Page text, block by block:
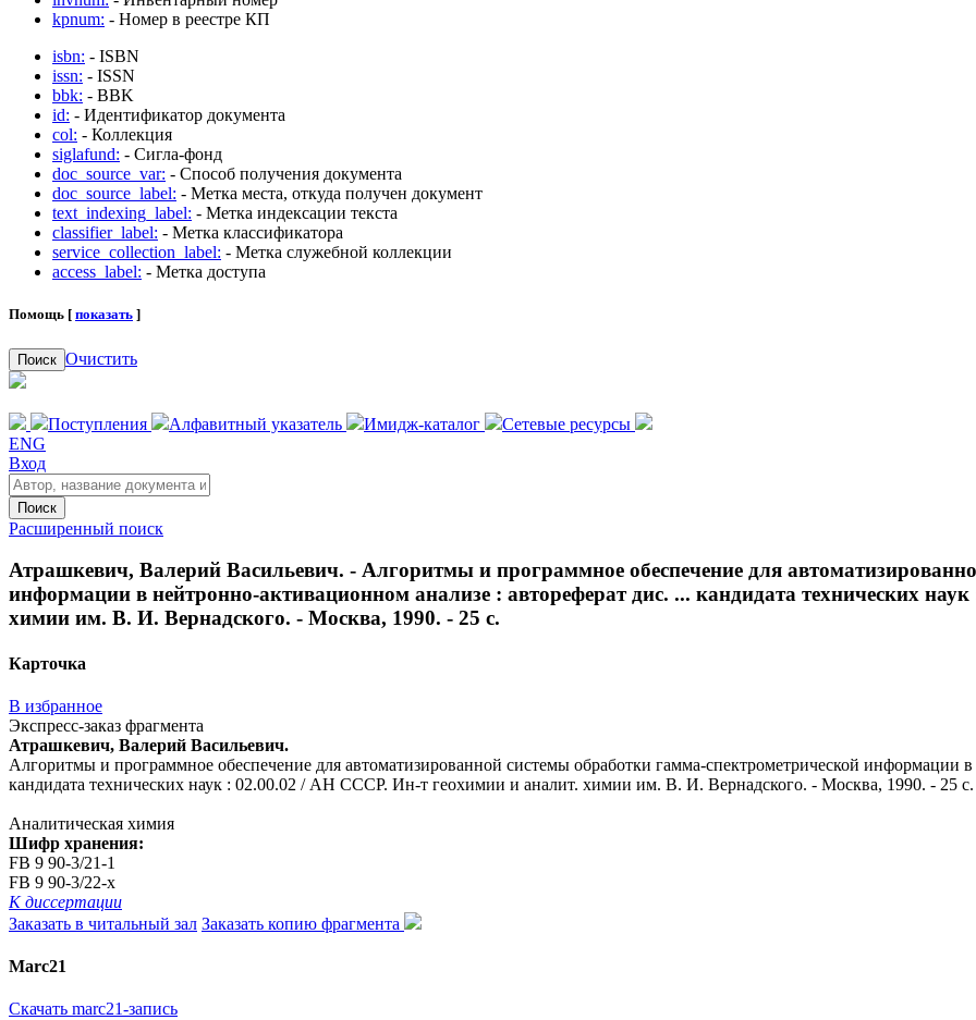
kpnum: - Номер в реестре КП
isbn: - ISBN
issn: - ISSN
bbk: - BBK
id: - Идентификатор документа
col: - Коллекция
siglafund: - Сигла-фонд
doc_source_var: - Способ получения документа
doc_source_label: - Метка места, откуда получен документ
text_indexing_label: - Метка индексации текста
classifier_label: - Метка классификатора
service_collection_label: - Метка служебной коллекции
access_label: - Метка доступа
Помощь [ показать ]
Поиск Очистить
Поступления Алфавитный указатель Имидж-каталог
Сетевые ресурсы
ENG
Вход
Поиск
Расширенный поиск
Атрашкевич, Валерий Васильевич. - Алгоритмы и программное обеспечение для
информации в нейтронно-активационном анализе : автореферат дис. ... кандидата технических
химии им. В. И. Вернадского. - Москва, 1990. - 25 с.
Карточка
В избранное
Экспресс-заказ фрагмента
Атрашкевич, Валерий Васильевич.
Алгоритмы и программное обеспечение для автоматизированной системы обработки гамма-спектрометрической информации
кандидата технических наук : 02.00.02 / АН СССР. Ин-т геохимии и аналит. химии им. В. И. Вернадского. - Москва, 1990. - 25 с.
Аналитическая химия
Шифр хранения:
FB 9 90-3/21-1
FB 9 90-3/22-x
К диссертации
Заказать в читальный зал Заказать копию фрагмента
Marc21
Скачать marc21-запись